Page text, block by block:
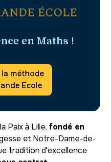
en Maths !
méthode
Ecole
Paix à Lille, fondé en
et Notre-Dame-de-
tradition d'excellence